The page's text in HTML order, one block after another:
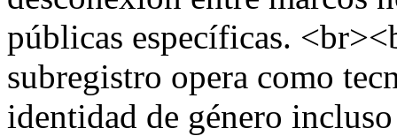
públicas específicas.
subregistro opera como
identidad de género